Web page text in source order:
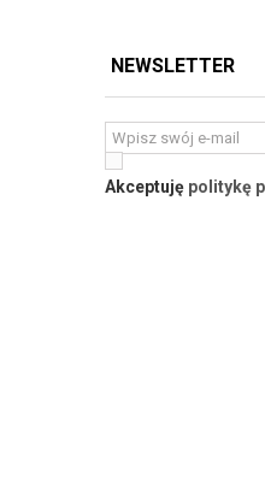
NEWSLETTER
Akceptuję politykę